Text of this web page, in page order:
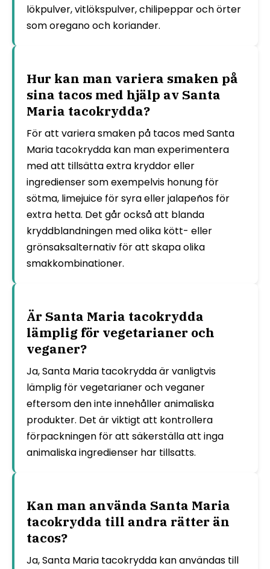
lökpulver, vitlökspulver, chilipeppar och örter
som oregano och koriander.
Hur kan man variera smaken på
sina tacos med hjälp av Santa
Maria tacokrydda?
För att variera smaken på tacos med Santa
Maria tacokrydda kan man experimentera
med att tillsätta extra kryddor eller
ingredienser som exempelvis honung för
sötma, limejuice för syra eller jalapeños för
extra hetta. Det går också att blanda
kryddblandningen med olika kött- eller
grönsaksalternativ för att skapa olika
smakkombinationer.
Är Santa Maria tacokrydda
lämplig för vegetarianer och
veganer?
Ja, Santa Maria tacokrydda är vanligtvis
lämplig för vegetarianer och veganer
eftersom den inte innehåller animaliska
produkter. Det är viktigt att kontrollera
förpackningen för att säkerställa att inga
animaliska ingredienser har tillsatts.
Kan man använda Santa Maria
tacokrydda till andra rätter än
tacos?
Ja, Santa Maria tacokrydda kan användas till